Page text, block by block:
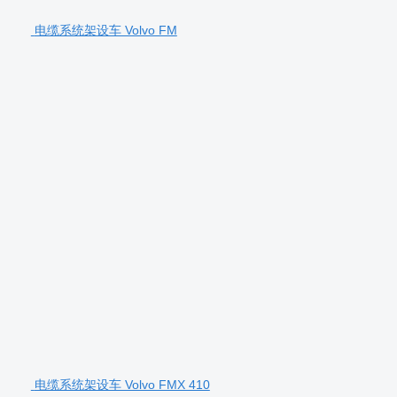
电缆系统架设车 Volvo FM
电缆系统架设车 Volvo FMX 410